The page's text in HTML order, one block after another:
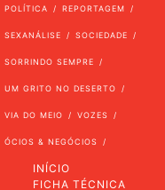
POLÍTICA REPORTAGEM
SEXANÁLISE SOCIEDADE
SORRINDO SEMPRE
UM GRITO NO DESERTO
VIA DO MEIO VOZES
ÓCIOS & NEGÓCIOS
INÍCIO
FICHA TÉCNICA